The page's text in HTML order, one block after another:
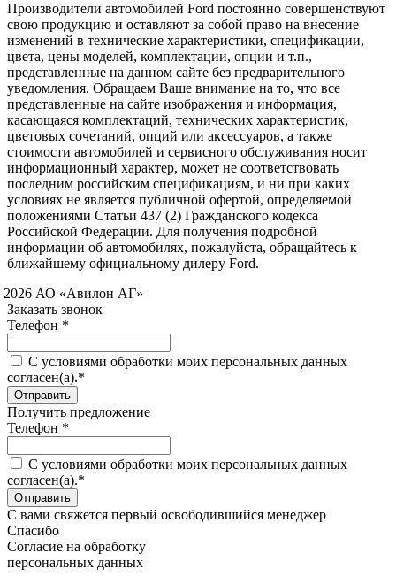
Производители автомобилей Ford постоянно совершенствуют
свою продукцию и оставляют за собой право на внесение
изменений в технические характеристики, спецификации,
цвета, цены моделей, комплектации, опции и т.п.,
представленные на данном сайте без предварительного
уведомления. Обращаем Ваше внимание на то, что все
представленные на сайте изображения и информация,
касающаяся комплектаций, технических характеристик,
цветовых сочетаний, опций или аксессуаров, а также
стоимости автомобилей и сервисного обслуживания носит
информационный характер, может не соответствовать
последним российским спецификациям, и ни при каких
условиях не является публичной офертой, определяемой
положениями Статьи 437 (2) Гражданского кодекса
Российской Федерации. Для получения подробной
информации об автомобилях, пожалуйста, обращайтесь к
ближайшему официальному дилеру Ford.
АО «Авилон АГ»
Заказать звонок
Телефон *
C условиями обработки моих персональных данных
согласен(а).*
Получить предложение
Телефон *
C условиями обработки моих персональных данных
согласен(а).*
С вами свяжется первый освободившийся менеджер
Спасибо
Согласие на обработку
персональных данных